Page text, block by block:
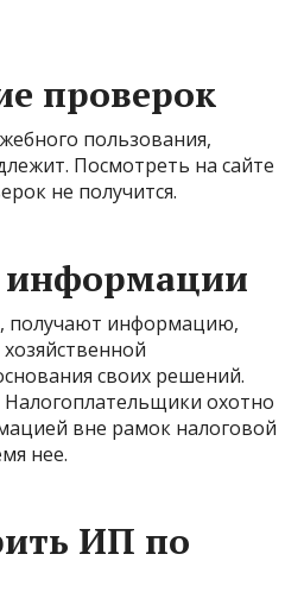
проверок
пользования,
Посмотреть на сайте
не получится.
информации
получают информацию,
своих решений.
Налогоплательщики охотно
вне рамок налоговой
нее.
ИП по